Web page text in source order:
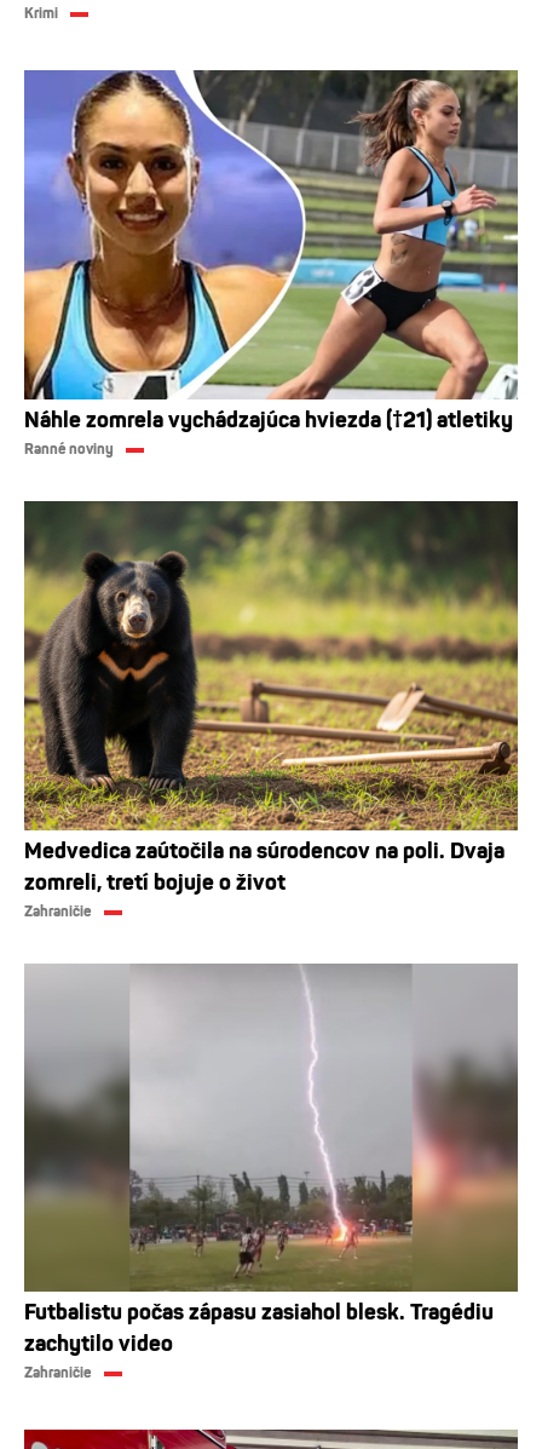
Krimi
Náhle zomrela vychádzajúca hviezda (†21) atletiky
Ranné noviny
Medvedica zaútočila na súrodencov na poli. Dvaja
zomreli, tretí bojuje o život
Zahraničie
Futbalistu počas zápasu zasiahol blesk. Tragédiu
zachytilo video
Zahraničie